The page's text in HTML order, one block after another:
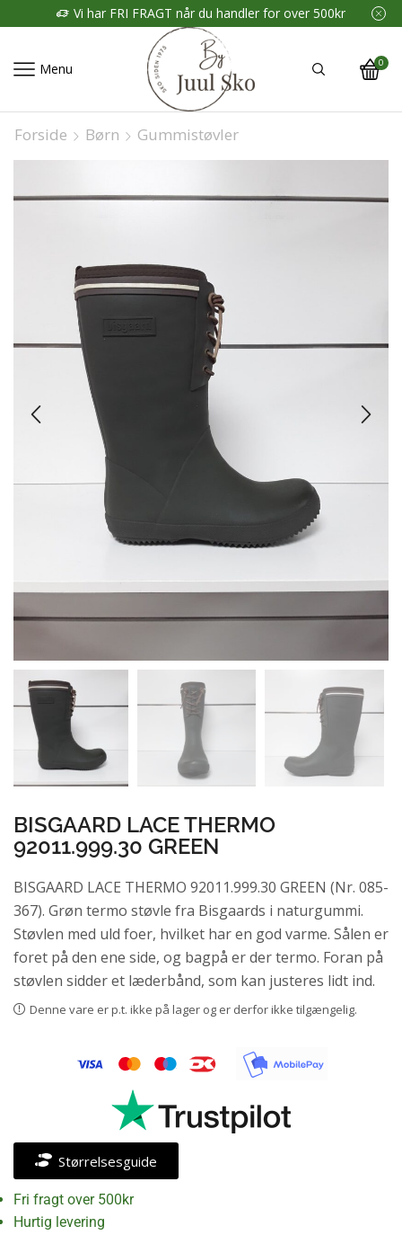
Vi har FRI FRAGT når du handler for over 500kr
Menu 0
Forside Børn Gummistøvler
BISGAARD LACE THERMO
92011.999.30 GREEN
BISGAARD LACE THERMO 92011.999.30 GREEN (Nr. 085-
367). Grøn termo støvle fra Bisgaards i naturgummi.
Støvlen med uld foer, hvilket har en god varme. Sålen er
foret på den ene side, og bagpå er der termo. Foran på
støvlen sidder et læderbånd, som kan justeres lidt ind.
Denne vare er p.t. ikke på lager og er derfor ikke tilgængelig.
Størrelsesguide
Fri fragt over 500kr
Hurtig levering